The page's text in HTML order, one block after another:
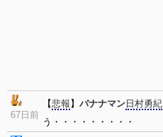
67日前
【悲報 】 バナナマン 日村勇紀
う・・・・・・・・・